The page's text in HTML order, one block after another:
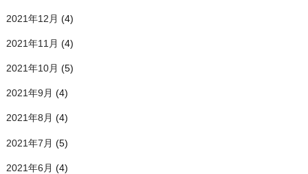
2021年12月 (4)
2021年11月 (4)
2021年10月 (5)
2021年9月 (4)
2021年8月 (4)
2021年7月 (5)
2021年6月 (4)